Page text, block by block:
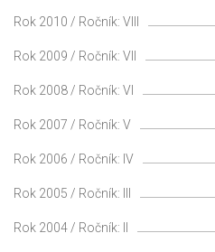
Rok 2010 / Ročník: VIII
Rok 2009 / Ročník: VII
Rok 2008 / Ročník: VI
Rok 2007 / Ročník: V
Rok 2006 / Ročník: IV
Rok 2005 / Ročník: III
Rok 2004 / Ročník: II